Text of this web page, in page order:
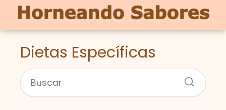
Dietas Específicas